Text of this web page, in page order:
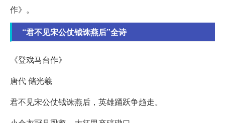
作》。
“君不见宋公仗钺诛燕后”全诗
《登戏马台作》
唐代 储光羲
君不见宋公仗钺诛燕后，英雄踊跃争趋走。